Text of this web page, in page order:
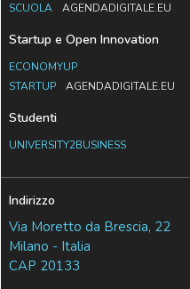
SCUOLA
AGENDADIGITALE.EU
Startup e Open Innovation
ECONOMYUP
STARTUP
AGENDADIGITALE.EU
Studenti
UNIVERSITY2BUSINESS
Indirizzo
Via Moretto da Brescia, 22
Milano - Italia
CAP 20133